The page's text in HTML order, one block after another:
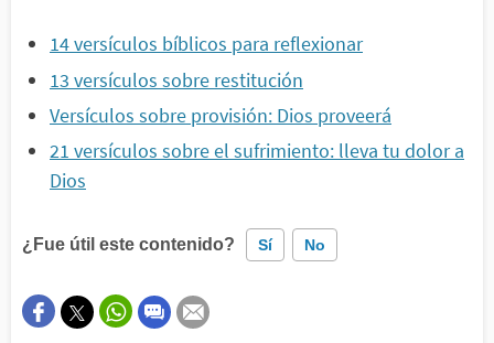
14 versículos bíblicos para reflexionar
13 versículos sobre restitución
Versículos sobre provisión: Dios proveerá
21 versículos sobre el sufrimiento: lleva tu dolor a
Dios
¿Fue útil este contenido? Sí No
Este contenido contiene información incorrecta